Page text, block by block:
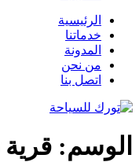
الرئيسية
خدماتنا
المدونة
من نحن
اتصل بنا
الوسم: